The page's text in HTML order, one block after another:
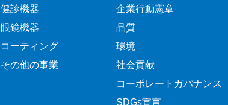
健診機器
眼鏡機器
コーティング
その他の事業
企業行動憲章
品質
環境
社会貢献
コーポレートガバナンス
SDGs宣言